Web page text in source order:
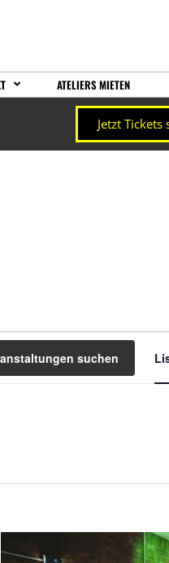
ATELIERS MIETEN
Jetzt Tickets
suchen